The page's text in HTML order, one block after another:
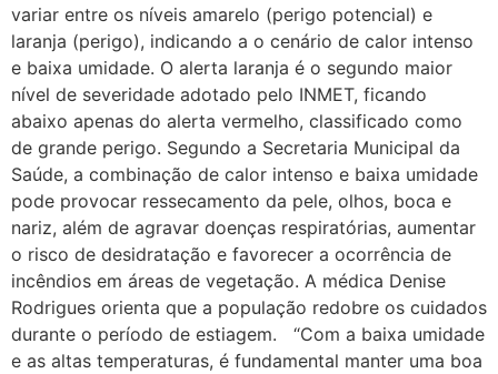
variar entre os níveis amarelo (perigo potencial) e
laranja (perigo), indicando a o cenário de calor intenso
e baixa umidade. O alerta laranja é o segundo maior
nível de severidade adotado pelo INMET, ficando
abaixo apenas do alerta vermelho, classificado como
de grande perigo. Segundo a Secretaria Municipal da
Saúde, a combinação de calor intenso e baixa umidade
pode provocar ressecamento da pele, olhos, boca e
nariz, além de agravar doenças respiratórias, aumentar
o risco de desidratação e favorecer a ocorrência de
incêndios em áreas de vegetação. A médica Denise
Rodrigues orienta que a população redobre os cuidados
durante o período de estiagem. “Com a baixa umidade
e as altas temperaturas, é fundamental manter uma boa